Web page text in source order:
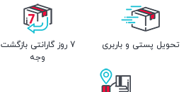
تحویل پستی و باربری
7 روز گارانتی بازگشت
وجه